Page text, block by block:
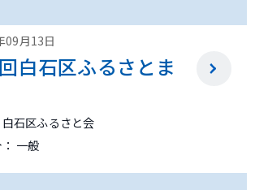
09月13日
白石区ふるさとま
石区ふるさと会
一般